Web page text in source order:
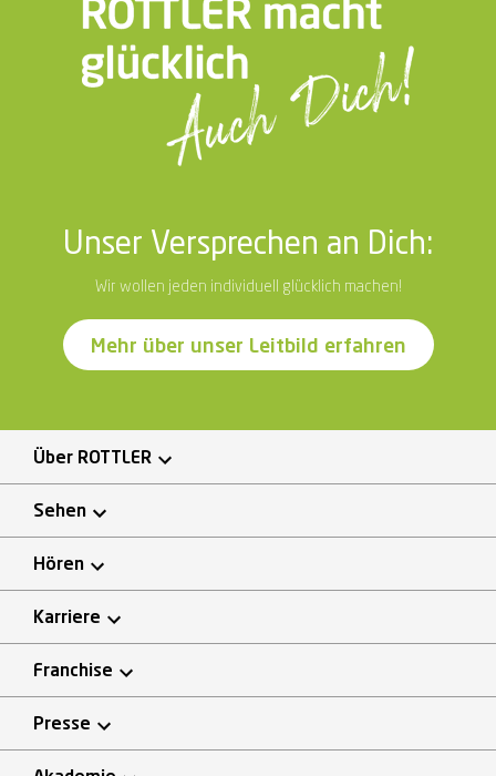
Unser Versprechen an Dich:
Wir wollen jeden individuell glücklich machen!
Mehr über unser Leitbild erfahren
Über ROTTLER
Sehen
Hören
Karriere
Franchise
Presse